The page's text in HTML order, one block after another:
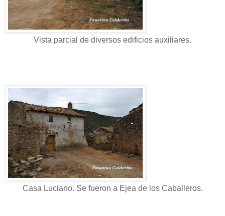
Vista parcial de diversos edificios auxiliares.
Casa Luciano. Se fueron a Ejea de los Caballeros.